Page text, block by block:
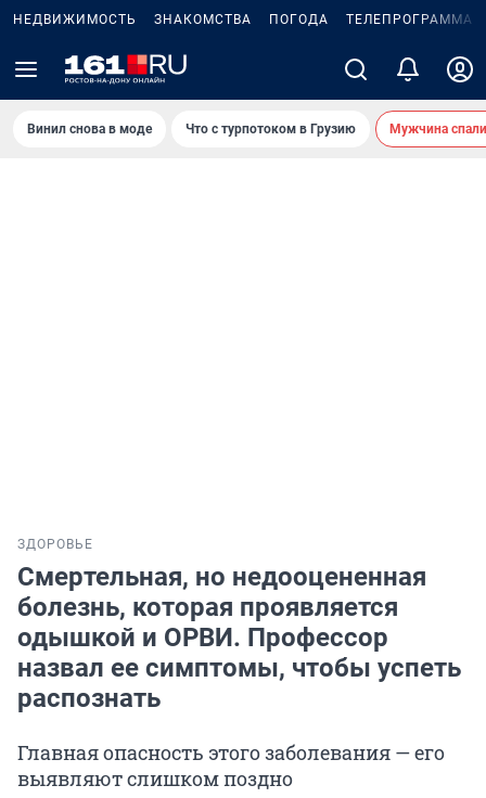
НЕДВИЖИМОСТЬ ЗНАКОМСТВА ПОГОДА ТЕЛЕПРОГРАММА
Винил снова в моде Что с турпотоком в Грузию Мужчина
ЗДОРОВЬЕ
Смертельная, но недооцененная
болезнь, которая проявляется
одышкой и ОРВИ. Профессор
назвал ее симптомы, чтобы успеть
распознать
Главная опасность этого заболевания — его
выявляют слишком поздно